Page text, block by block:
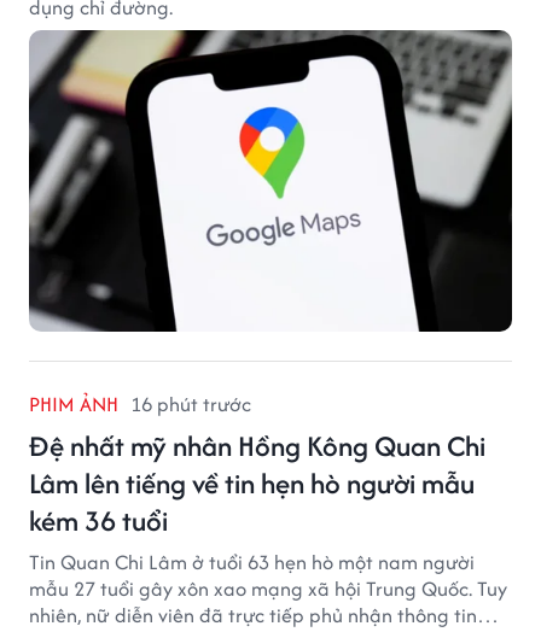
dụng chỉ đường.
PHIM ẢNH 16 phút trước
Đệ nhất mỹ nhân Hồng Kông Quan Chi
Lâm lên tiếng về tin hẹn hò người mẫu
kém 36 tuổi
Tin Quan Chi Lâm ở tuổi 63 hẹn hò một nam người
mẫu 27 tuổi gây xôn xao mạng xã hội Trung Quốc. Tuy
nhiên, nữ diễn viên đã trực tiếp phủ nhận thông tin